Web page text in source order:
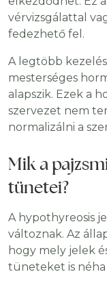
vérvizsgálattal
fedezhető fel.
A legtöbb
mesterséges
alapszik. Ezek a
szervezet nem
normalizálni a
Mik a
tünetei?
A hypothyreosis
változnak. Az
hogy mely jelek
tüneteket is néha